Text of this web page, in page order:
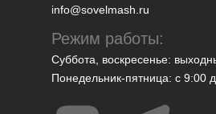
Суббота, воскресенье:
Понедельник-пятница: с 9:00
Режим работы:
info@sovelmash.ru